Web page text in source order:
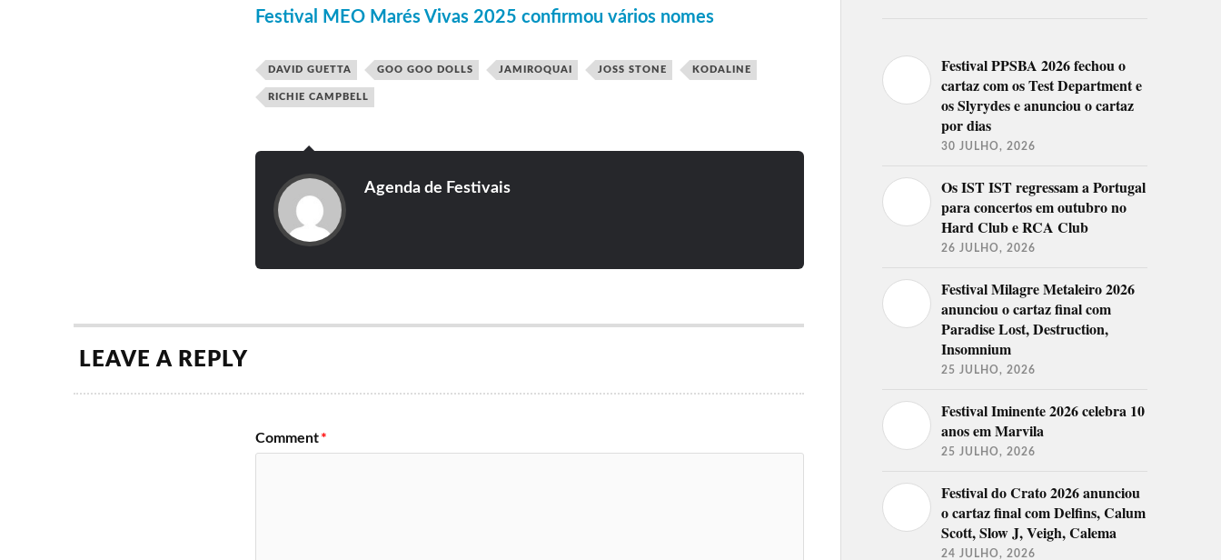
Festival MEO Marés Vivas 2025 confirmou vários nomes
DAVID GUETTA GOO GOO DOLLS JAMIROQUAI JOSS STONE KODALINE
RICHIE CAMPBELL
Agenda de Festivais
LEAVE A REPLY
Comment *
Festival PPSBA 2026 fechou o
cartaz com os Test Department e
os Slyrydes e anunciou o cartaz
por dias
30 JULHO, 2026
Os IST IST regressam a Portugal
para concertos em outubro no
Hard Club e RCA Club
26 JULHO, 2026
Festival Milagre Metaleiro 2026
anunciou o cartaz final com
Paradise Lost, Destruction,
Insomnium
25 JULHO, 2026
Festival Iminente 2026 celebra 10
anos em Marvila
25 JULHO, 2026
Festival do Crato 2026 anunciou
o cartaz final com Delfins, Calum
Scott, Slow J, Veigh, Calema
24 JULHO, 2026